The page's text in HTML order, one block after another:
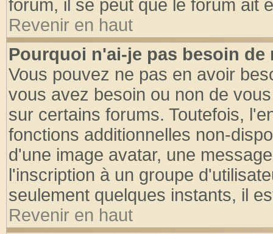
forum, il se peut que le forum ait
Revenir en haut
Pourquoi n'ai-je pas besoin de
Vous pouvez ne pas en avoir
vous avez besoin ou non de
sur certains forums. Toutefois,
fonctions additionnelles non-
d'une image avatar, une
l'inscription à un groupe
seulement quelques instants, il
Revenir en haut